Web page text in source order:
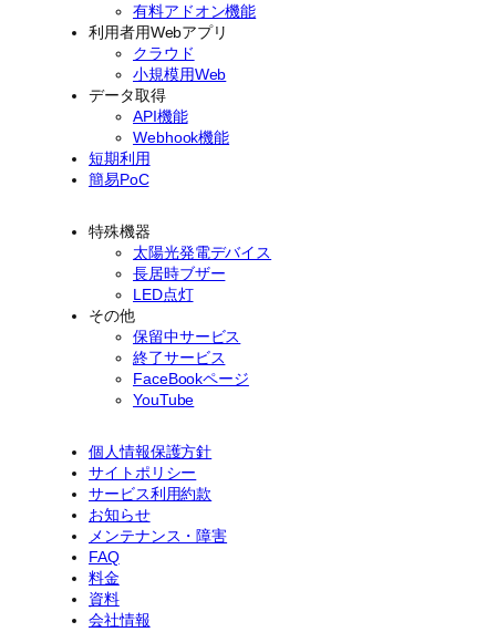
有料アドオン機能
利用者用Webアプリ
クラウド
小規模用Web
データ取得
API機能
Webhook機能
短期利用
簡易PoC
特殊機器
太陽光発電デバイス
長居時ブザー
LED点灯
その他
保留中サービス
終了サービス
FaceBookページ
YouTube
個人情報保護方針
サイトポリシー
サービス利用約款
お知らせ
メンテナンス・障害
FAQ
料金
資料
会社情報